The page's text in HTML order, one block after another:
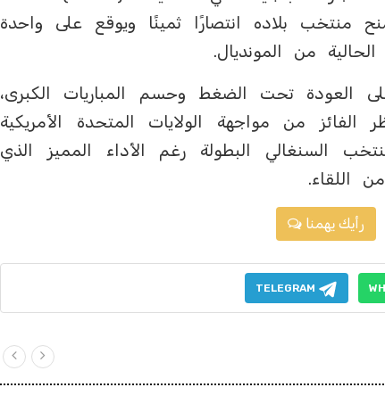
منتخب بلاده انتصارًا ثمينًا ويوقع على واحدة
من المونديال.
العودة تحت الضغط وحسم المباريات الكبرى،
الفائز من مواجهة الولايات المتحدة الأمريكية
السنغالي البطولة رغم الأداء المميز الذي
اللقاء.
رأيك يهمنا
TELEGRAM